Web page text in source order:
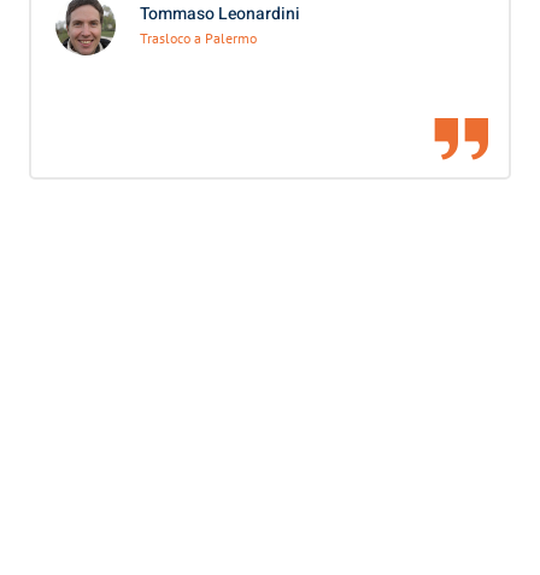
Tommaso Leonardini
Trasloco a Palermo